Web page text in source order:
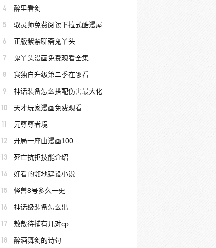
4 醉里看剑
5 驭灵师免费阅读下拉式酷漫屋
6 正版紫禁聊斋鬼丫头
7 鬼丫头漫画免费观看全集
8 我独自升级第二季在哪看
9 神话装备怎么搭配伤害最大化
10 天才玩家漫画免费观看
11 元尊尊者境
12 开局一座山漫画100
13 死亡抗拒技能介绍
14 好看的领地建设小说
15 怪兽8号多久一更
16 神话级装备怎么出
17 敖敖待捕有几对cp
18 醉酒舞剑的诗句